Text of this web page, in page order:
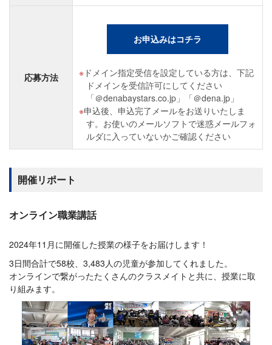
応募方法
お申込みはコチラ
ドメイン指定受信を設定している方は、下記
ドメインを受信許可にしてください
「＠denabaystars.co.jp」「＠dena.jp」
申込後、申込完了メールをお送りいたしま
す。お使いのメールソフトで迷惑メールフォ
ルダに入っていないかご確認ください
開催リポート
オンライン職業講話
2024年11月に開催した授業の様子をお届けします！
3日間合計で58校、3,483人の児童が参加してくれました。
オンラインで繋がったたくさんのクラスメイトと共に、授業に取
り組みます。